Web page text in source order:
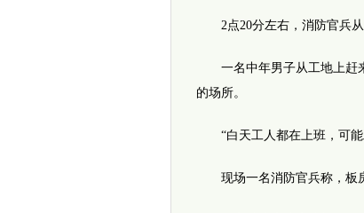
2点20分左右，消防官兵从
一名中年男子从工地上赶来
的场所。
“白天工人都在上班，可能
现场一名消防官兵称，板房